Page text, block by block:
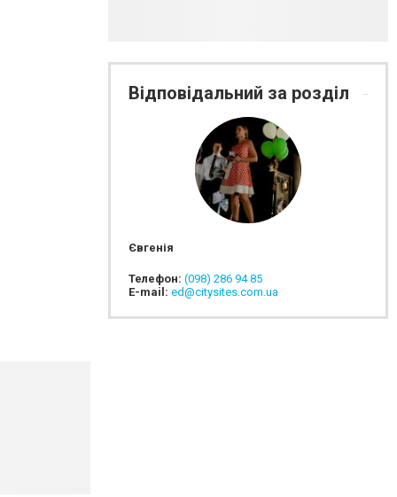
Відповідальний за розділ
Євгенія
Телефон: (098) 286 94 85
E-mail: ed@citysites.com.ua